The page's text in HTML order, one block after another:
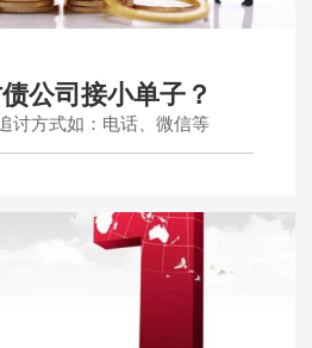
公司接小单子？
讨方式如：电话、微信等